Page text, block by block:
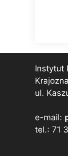
Instytut
ul.
e-mail:
tel.: 71